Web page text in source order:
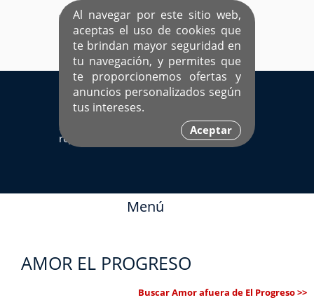
Al navegar por este sitio web,
aceptas el uso de cookies que
te brindan mayor seguridad en
tu navegación, y permites que
te proporcionemos ofertas y
anuncios personalizados según
tus intereses.
Aceptar
EL ÚNICO SITIO DEDICADO A SOLTEROS
HISPANOS COMO TÚ
Ingresa aquí
Sí ya estás
registrado
Menú
AMOR EL PROGRESO
Buscar Amor afuera de El Progreso >>